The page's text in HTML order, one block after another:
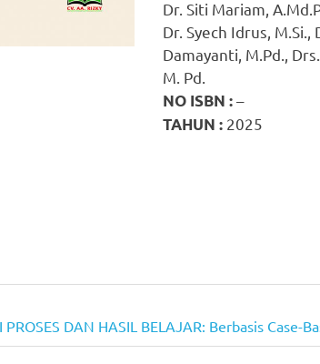
Dr. Siti Mariam,
Dr. Syech Idrus, M.Si.,
Damayanti, M.Pd.,
M. Pd.
NO ISBN :–
TAHUN : 2025
PROSES DAN HASIL BELAJAR: Berbasis Case-